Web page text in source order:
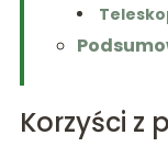
Korzyści z